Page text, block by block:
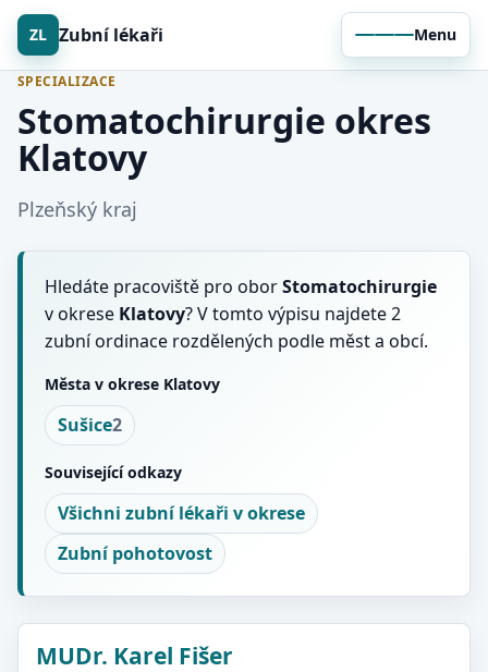
ZL Zubní lékaři Menu
SPECIALIZACE
Stomatochirurgie okres
Klatovy
Plzeňský kraj
Hledáte pracoviště pro oborStomatochirurgie
v okrese Klatovy? V tomto výpisu najdete 2
zubní ordinace rozdělených podle měst a obcí.
Města v okrese Klatovy
Sušice2
Související odkazy
Všichni zubní lékaři v okrese
Zubní pohotovost
MUDr. Karel Fišer